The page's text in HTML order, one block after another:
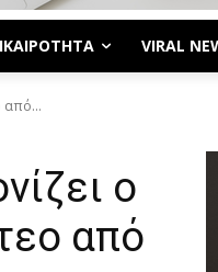
VIRAL
από...
ο
από